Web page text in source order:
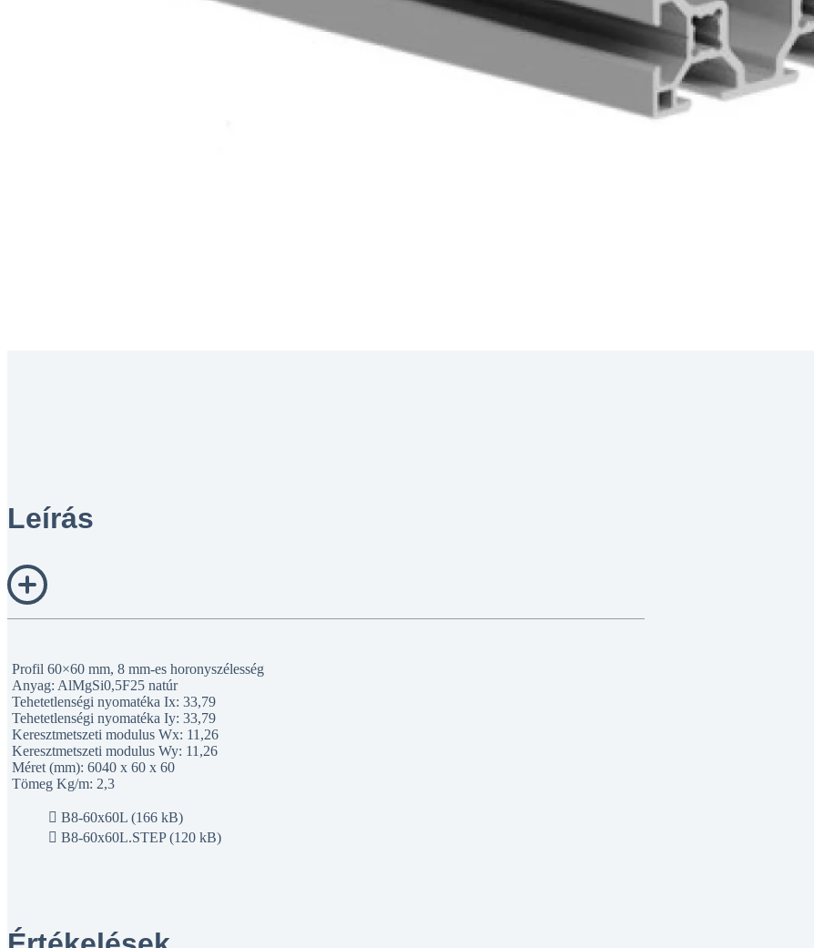
Leírás
Profil 60×60 mm, 8 mm-es horonyszélesség
Anyag: AlMgSi0,5F25 natúr
Tehetetlenségi nyomatéka Ix: 33,79
Tehetetlenségi nyomatéka Iy: 33,79
Keresztmetszeti modulus Wx: 11,26
Keresztmetszeti modulus Wy: 11,26
Méret (mm): 6040 x 60 x 60
Tömeg Kg/m: 2,3
B8-60x60L (166 kB)
B8-60x60L.STEP (120 kB)